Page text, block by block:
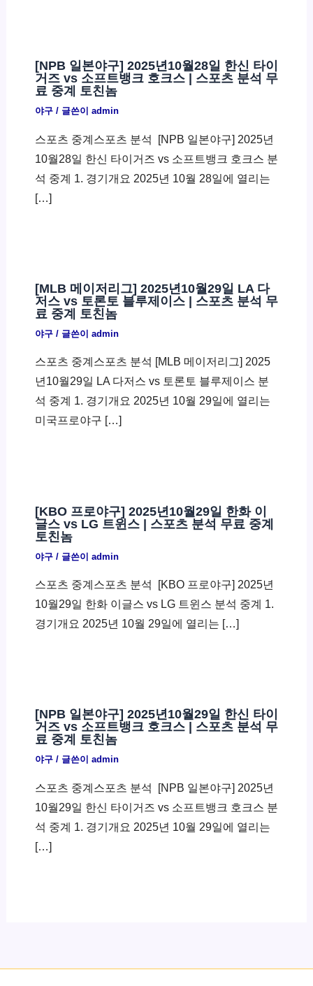
[NPB 일본야구] 2025년10월28일 한신 타이
거즈 vs 소프트뱅크 호크스 | 스포츠 분석 무
료 중계 토친놈
야구/ 글쓴이 admin
스포츠 중계스포츠 분석 ​ [NPB 일본야구] 2025년
10월28일 한신 타이거즈 vs 소프트뱅크 호크스 분
석 중계 1. 경기개요 2025년 10월 28일에 열리는
[…]
[MLB 메이저리그] 2025년10월29일 LA 다
저스 vs 토론토 블루제이스 | 스포츠 분석 무
료 중계 토친놈
야구/ 글쓴이 admin
스포츠 중계스포츠 분석 [MLB 메이저리그] 2025
년10월29일 LA 다저스 vs 토론토 블루제이스 분
석 중계 1. 경기개요 2025년 10월 29일에 열리는
미국프로야구 […]
[KBO 프로야구] 2025년10월29일 한화 이
글스 vs LG 트윈스 | 스포츠 분석 무료 중계
토친놈
야구/ 글쓴이 admin
스포츠 중계스포츠 분석 ​ [KBO 프로야구] 2025년
10월29일 한화 이글스 vs LG 트윈스 분석 중계 1.
경기개요 2025년 10월 29일에 열리는 […]
[NPB 일본야구] 2025년10월29일 한신 타이
거즈 vs 소프트뱅크 호크스 | 스포츠 분석 무
료 중계 토친놈
야구/ 글쓴이 admin
스포츠 중계스포츠 분석 ​ [NPB 일본야구] 2025년
10월29일 한신 타이거즈 vs 소프트뱅크 호크스 분
석 중계 1. 경기개요 2025년 10월 29일에 열리는
[…]